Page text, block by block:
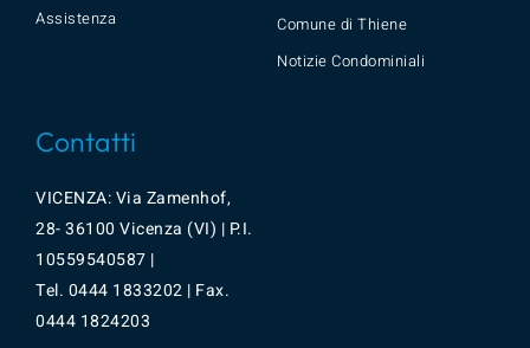
Assistenza
Comune di Thiene
Notizie Condominiali
Contatti
VICENZA: Via Zamenhof,
28- 36100 Vicenza (VI) | P.I.
10559540587 |
Tel. 0444 1833202 | Fax.
0444 1824203